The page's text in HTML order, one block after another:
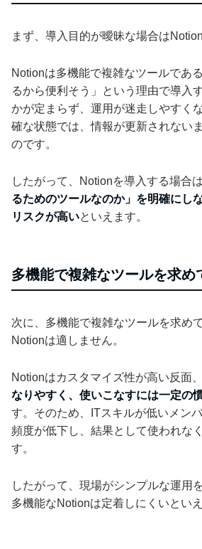
まず、導入目的が曖昧な場合は
Notionは多機能で複雑なツールであ
るから便利そう」という理由で導入
かが定まらず、運用が迷走しやすく
確な状態では、情報が更新されない
のです。
したがって、Notionを導入する場合は
るためのツールなのか」を明確にし
リスクが高いといえます。
多機能で複雑なツールを求め
次に、多機能で複雑なツールを求め
Notionは適しません。
Notionはカスタマイズ性が高い反面、
なりやすく、使いこなすには一定の
す。そのため、ITスキルが低いメン
頻度が低下し、結果として使われな
す。
したがって、現場がシンプルな運用
多機能なNotionは定着しにくいといえ